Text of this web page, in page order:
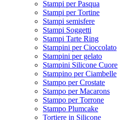
Stampi per Pasqua
Stampi per Tortine
Stampi semisfere
Stampi Soggetti
Stampi Tarte Ring
Stampini per Cioccolato
Stampini per gelato
Stampini Silicone Cuore
Stampino per Ciambelle
Stampo per Crostate
Stampo per Macarons
Stampo per Torrone
Stampo Plumcake
Tortiere in Silicone